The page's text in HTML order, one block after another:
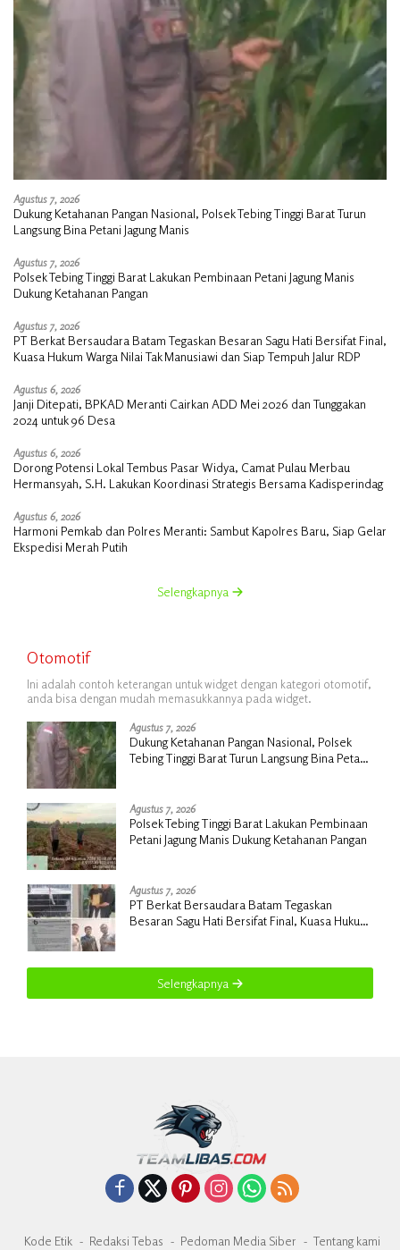
Agustus 7, 2026
Dukung Ketahanan Pangan Nasional, Polsek Tebing Tinggi Barat Turun
Langsung Bina Petani Jagung Manis
Agustus 7, 2026
Polsek Tebing Tinggi Barat Lakukan Pembinaan Petani Jagung Manis
Dukung Ketahanan Pangan
Agustus 7, 2026
PT Berkat Bersaudara Batam Tegaskan Besaran Sagu Hati Bersifat Final,
Kuasa Hukum Warga Nilai Tak Manusiawi dan Siap Tempuh Jalur RDP
Agustus 6, 2026
Janji Ditepati, BPKAD Meranti Cairkan ADD Mei 2026 dan Tunggakan
2024 untuk 96 Desa
Agustus 6, 2026
Dorong Potensi Lokal Tembus Pasar Widya, Camat Pulau Merbau
Hermansyah, S.H. Lakukan Koordinasi Strategis Bersama Kadisperindag
Agustus 6, 2026
Harmoni Pemkab dan Polres Meranti: Sambut Kapolres Baru, Siap Gelar
Ekspedisi Merah Putih
Selengkapnya
Otomotif
Ini adalah contoh keterangan untuk widget dengan kategori otomotif,
anda bisa dengan mudah memasukkannya pada widget.
Agustus 7, 2026
Dukung Ketahanan Pangan Nasional, Polsek
Tebing Tinggi Barat Turun Langsung Bina Petani
Agustus 7, 2026
Polsek Tebing Tinggi Barat Lakukan Pembinaan
Petani Jagung Manis Dukung Ketahanan Pangan
Agustus 7, 2026
PT Berkat Bersaudara Batam Tegaskan
Besaran Sagu Hati Bersifat Final, Kuasa Hukum
Selengkapnya
Kode Etik Redaksi Tebas Pedoman Media Siber Tentang kami